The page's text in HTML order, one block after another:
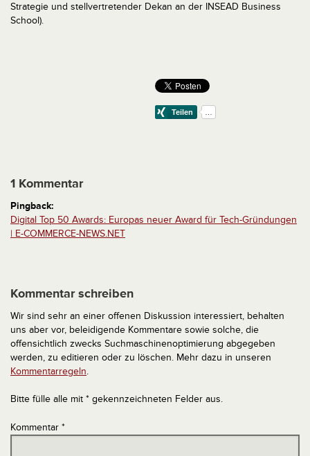
Strategie und stellvertretender Dekan an der INSEAD Business
School).
1 Kommentar
Pingback:
Digital Top 50 Awards: Europas neuer Award für Tech-Gründungen
| E-COMMERCE-NEWS.NET
Kommentar schreiben
Wir sind sehr an einer offenen Diskussion interessiert, behalten
uns aber vor, beleidigende Kommentare sowie solche, die
offensichtlich zwecks Suchmaschinenoptimierung abgegeben
werden, zu editieren oder zu löschen. Mehr dazu in unseren
Kommentarregeln.
Bitte fülle alle mit * gekennzeichneten Felder aus.
Kommentar *